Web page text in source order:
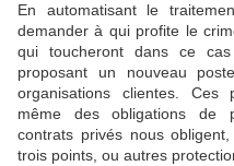
En automatisant le
demander à qui profite le
qui toucheront dans ce
proposant un nouveau
organisations clientes. Ces
même des obligations de
contrats privés nous
trois points, ou autres